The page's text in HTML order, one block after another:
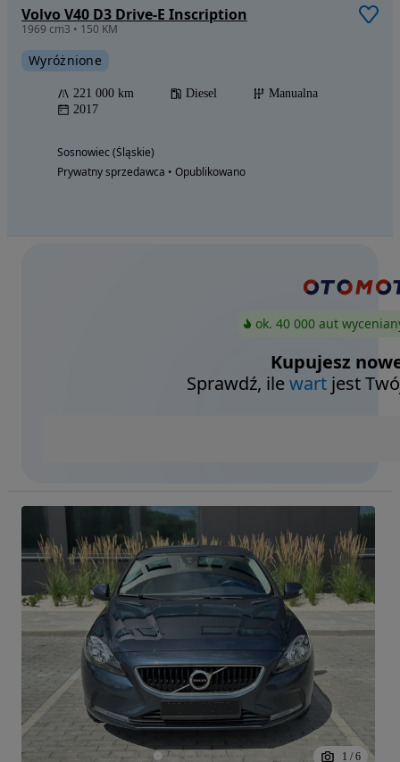
Volvo V40 D3 Drive-E Inscription
1969 cm3 • 150 KM
Wyróżnione
221 000 km Diesel
Manualna
2017
Sosnowiec (Śląskie)
Prywatny sprzedawca • Opublikowano
ok. 40 000 aut
Kupujesz
Sprawdź, ilewart jest
1 / 6